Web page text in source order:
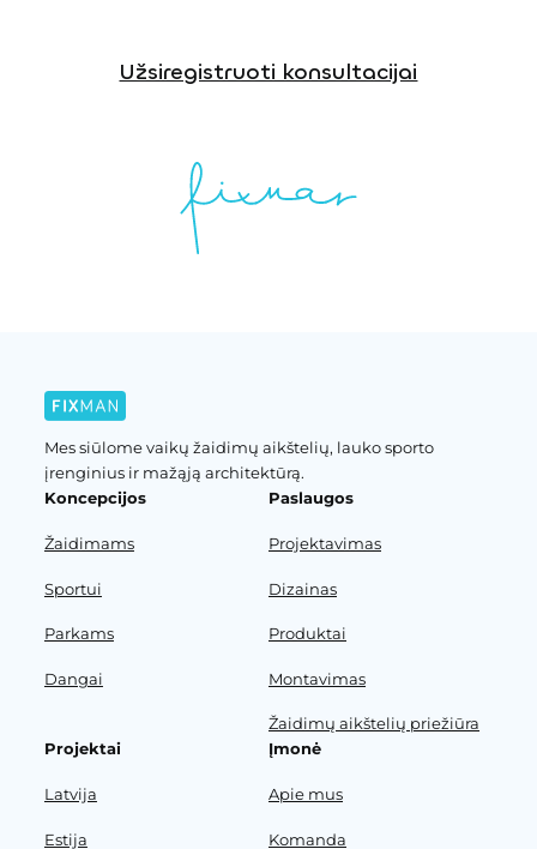
Užsiregistruoti konsultacijai
Mes siūlome vaikų žaidimų aikštelių, lauko sporto
įrenginius ir mažąją architektūrą.
Koncepcijos
Žaidimams
Sportui
Parkams
Dangai
Paslaugos
Projektavimas
Dizainas
Produktai
Montavimas
Žaidimų aikštelių priežiūra
Projektai
Latvija
Estija
Įmonė
Apie mus
Komanda